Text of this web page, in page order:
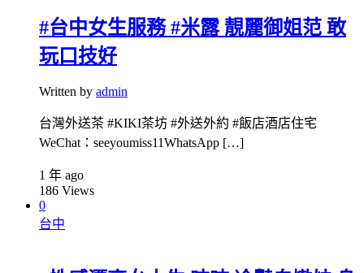
#台中女生服務 #米露 靚麗御姐范 敢
玩口技好
Written by admin
台灣外送茶 #KIKI茶坊 #外送外約 #飯店酒店住宅
WeChat：seeyoumiss11WhatsApp […]
1 年 ago
186 Views
0
台中